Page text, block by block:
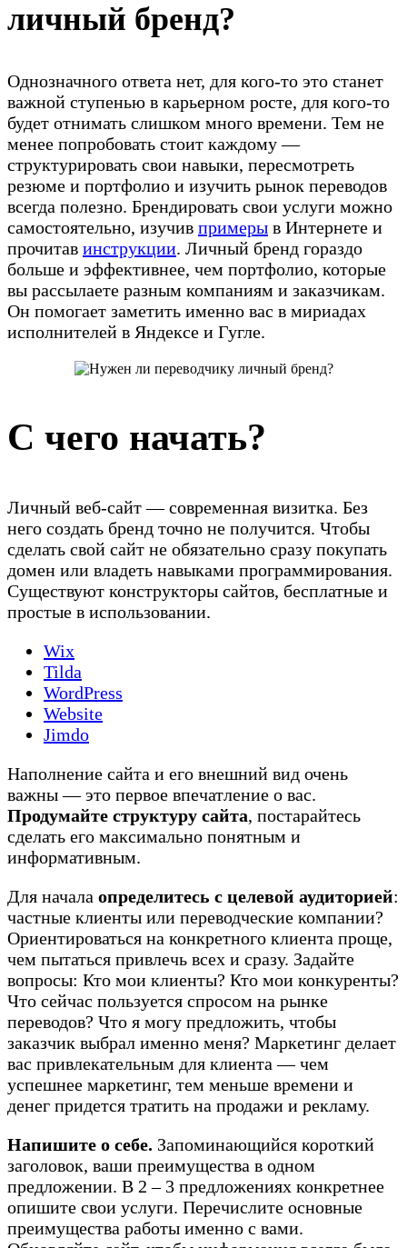
личный бренд?
Однозначного ответа нет, для кого-то это станет
важной ступенью в карьерном росте, для кого-то
будет отнимать слишком много времени. Тем не
менее попробовать стоит каждому —
структурировать свои навыки, пересмотреть
резюме и портфолио и изучить рынок переводов
всегда полезно. Брендировать свои услуги можно
самостоятельно, изучив примеры в Интернете и
прочитав инструкции. Личный бренд гораздо
больше и эффективнее, чем портфолио, которые
вы рассылаете разным компаниям и заказчикам.
Он помогает заметить именно вас в мириадах
исполнителей в Яндексе и Гугле.
С чего начать?
Личный веб-сайт — современная визитка. Без
него создать бренд точно не получится. Чтобы
сделать свой сайт не обязательно сразу покупать
домен или владеть навыками программирования.
Существуют конструкторы сайтов, бесплатные и
простые в использовании.
Wix
Tilda
WordPress
Website
Jimdo
Наполнение сайта и его внешний вид очень
важны — это первое впечатление о вас.
Продумайте структуру сайта, постарайтесь
сделать его максимально понятным и
информативным.
Для начала определитесь с целевой аудиторией:
частные клиенты или переводческие компании?
Ориентироваться на конкретного клиента проще,
чем пытаться привлечь всех и сразу. Задайте
вопросы: Кто мои клиенты? Кто мои конкуренты?
Что сейчас пользуется спросом на рынке
переводов? Что я могу предложить, чтобы
заказчик выбрал именно меня? Маркетинг делает
вас привлекательным для клиента — чем
успешнее маркетинг, тем меньше времени и
денег придется тратить на продажи и рекламу.
Напишите о себе. Запоминающийся короткий
заголовок, ваши преимущества в одном
предложении. В 2 – 3 предложениях конкретнее
опишите свои услуги. Перечислите основные
преимущества работы именно с вами.